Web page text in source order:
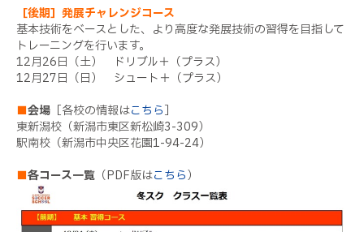
［後期］発展チャレンジコース
基本技術をベースとした、より高度な発展技術の習得を目指して
トレーニングを行います。
12月26日（土） ドリブル＋（プラス）
12月27日（日） シュート＋（プラス）
■会場 ［各校の情報はこちら］
東新潟校（新潟市東区新松崎3-309）
駅南校（新潟市中央区花園1-94-24）
■各コース一覧 （PDF版はこちら）